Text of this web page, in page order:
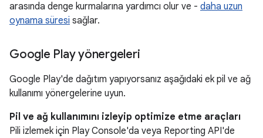
arasında denge kurmalarına yardımcı olur ve - daha uzun
oynama süresi sağlar.
Google Play yönergeleri
Google Play'de dağıtım yapıyorsanız aşağıdaki ek pil ve ağ
kullanımı yönergelerine uyun.
Pil ve ağ kullanımını izleyip optimize etme araçları
Pili izlemek için Play Console'da veya Reporting API'de